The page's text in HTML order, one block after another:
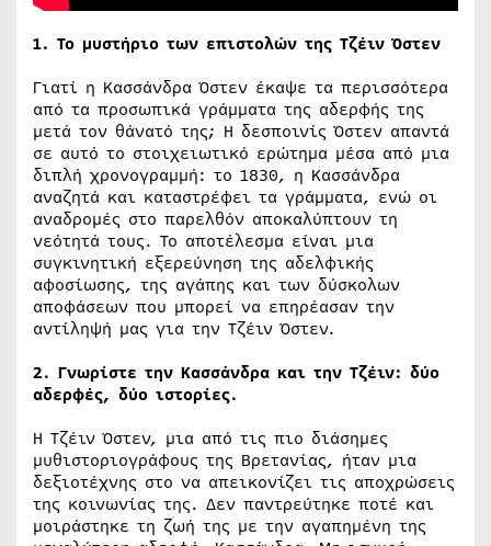
1. Το μυστήριο των επιστολών της Τζέιν Όστεν
Γιατί η Κασσάνδρα Όστεν έκαψε τα περισσότερα
από τα προσωπικά γράμματα της αδερφής της
μετά τον θάνατό της; Η δεσποινίς Όστεν απαντά
σε αυτό το στοιχειωτικό ερώτημα μέσα από μια
διπλή χρονογραμμή: το 1830, η Κασσάνδρα
αναζητά και καταστρέφει τα γράμματα, ενώ οι
αναδρομές στο παρελθόν αποκαλύπτουν τη
νεότητά τους. Το αποτέλεσμα είναι μια
συγκινητική εξερεύνηση της αδελφικής
αφοσίωσης, της αγάπης και των δύσκολων
αποφάσεων που μπορεί να επηρέασαν την
αντίληψή μας για την Τζέιν Όστεν.
2. Γνωρίστε την Κασσάνδρα και την Τζέιν: δύο
αδερφές, δύο ιστορίες.
Η Τζέιν Όστεν, μια από τις πιο διάσημες
μυθιστοριογράφους της Βρετανίας, ήταν μια
δεξιοτέχνης στο να απεικονίζει τις αποχρώσεις
της κοινωνίας της. Δεν παντρεύτηκε ποτέ και
μοιράστηκε τη ζωή της με την αγαπημένη της